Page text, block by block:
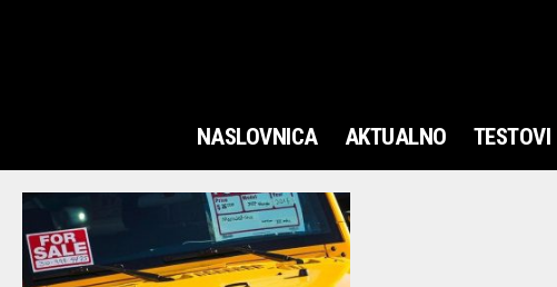
NASLOVNICA AKTUALNO TESTOVI